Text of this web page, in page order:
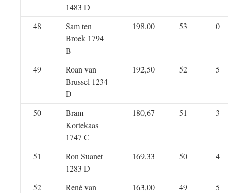
1483 D
48
Sam ten
Broek 1794
B
198,00 53 0
49
Roan van
Brussel 1234
D
192,50 52 5
50
Bram
Kortekaas
1747 C
180,67 51 3
51
Ron Suanet
1283 D
169,33 50 4
52
René van
163,00 49 5